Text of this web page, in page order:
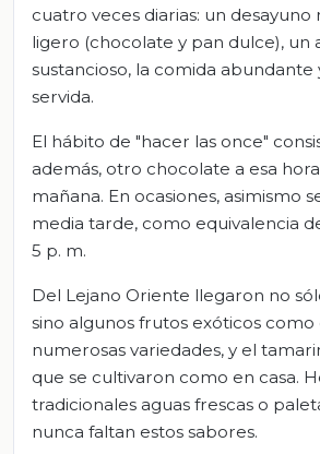
cuatro veces diarias: un
ligero (chocolate y pan dulce), un
sustancioso, la comida abundante
servida.
El hábito de "hacer las once"
además, otro chocolate a esa
mañana. En ocasiones, asimismo
media tarde, como equivalencia
5 p. m.
Del Lejano Oriente llegaron no
sino algunos frutos exóticos
numerosas variedades, y el
que se cultivaron como en casa.
tradicionales aguas frescas o
nunca faltan estos sabores.